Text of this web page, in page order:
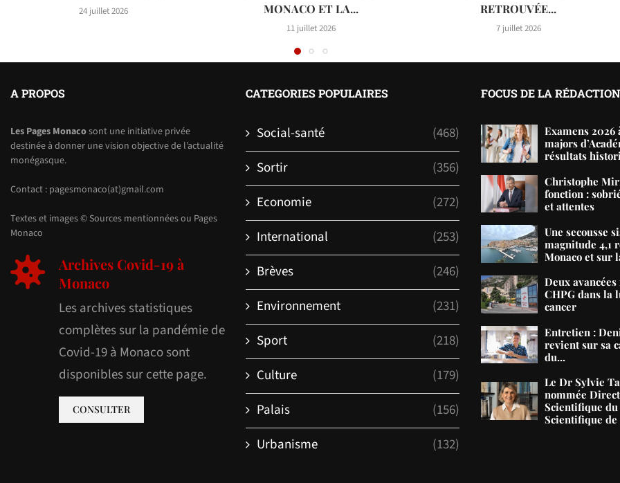
24 juillet 2026
MONACO ET LA...
11 juillet 2026
RETROUVÉE...
7 juillet 2026
A PROPOS
Les Pages Monacosont une initiative privée
destinée à donner une vision objective de l’actualité
monégasque.
Contact : pagesmonaco(at)gmail.com
Textes et images © Sources mentionnées ou Pages
Monaco
Archives Covid-19 à
Monaco
Les archives statistiques
complètes sur la pandémie de
Covid-19 à Monaco sont
disponibles sur cette page.
CONSULTER
CATEGORIES POPULAIRES
Social-santé
(468)
Sortir
(356)
Economie
(272)
International
(253)
Brèves
(246)
Environnement
(231)
Sport
(218)
Culture
(179)
Palais
(156)
Urbanisme
(132)
FOCUS DE LA RÉDACTION
Examens 2026
majors
résultats
Christophe
fonction :
et attentes
Une secousse
magnitude 4,1
Monaco et sur
Deux
CHPG dans la
cancer
Entretien :
revient sur sa
du...
Le Dr Sylvie
nommée
Scientifique du
Scientifique de